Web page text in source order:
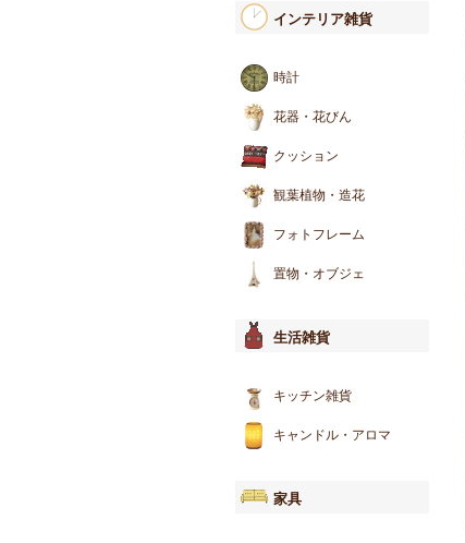
インテリア雑貨
時計
花器・花びん
クッション
観葉植物・造花
フォトフレーム
置物・オブジェ
生活雑貨
キッチン雑貨
キャンドル・アロマ
家具